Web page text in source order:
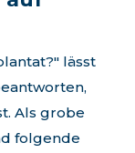
lässt
Als grobe
folgende